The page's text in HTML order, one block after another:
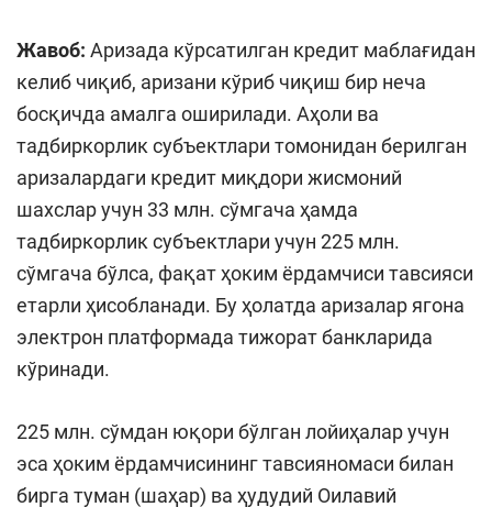
Жавоб: Аризада кўрсатилган кредит маблағидан
келиб чиқиб, аризани кўриб чиқиш бир неча
босқичда амалга оширилади. Аҳоли ва
тадбиркорлик субъектлари томонидан берилган
аризалардаги кредит миқдори жисмоний
шахслар учун 33 млн. сўмгача ҳамда
тадбиркорлик субъектлари учун 225 млн.
сўмгача бўлса, фақат ҳоким ёрдамчиси тавсияси
етарли ҳисобланади. Бу ҳолатда аризалар ягона
электрон платформада тижорат банкларида
кўринади.
225 млн. сўмдан юқори бўлган лойиҳалар учун
эса ҳоким ёрдамчисининг тавсияномаси билан
бирга туман (шаҳар) ва ҳудудий Оилавий